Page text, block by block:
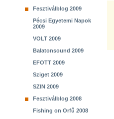
Fesztiválblog 2009
Pécsi Egyetemi Napok
2009
VOLT 2009
Balatonsound 2009
EFOTT 2009
Sziget 2009
SZIN 2009
Fesztiválblog 2008
Fishing on Orfű 2008